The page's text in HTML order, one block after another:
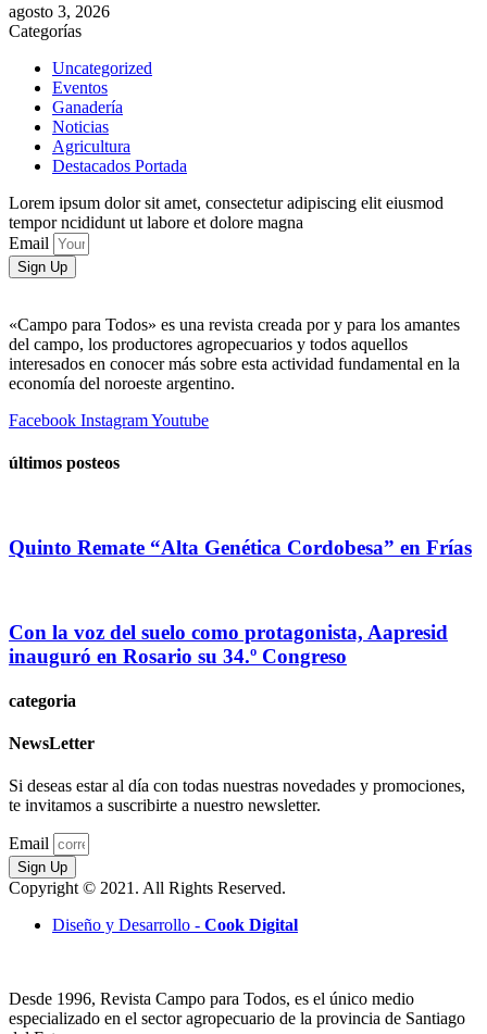
agosto 3, 2026
Categorías
Uncategorized
Eventos
Ganadería
Noticias
Agricultura
Destacados Portada
Lorem ipsum dolor sit amet, consectetur adipiscing elit eiusmod
tempor ncididunt ut labore et dolore magna
Email
Sign Up
«Campo para Todos» es una revista creada por y para los amantes
del campo, los productores agropecuarios y todos aquellos
interesados en conocer más sobre esta actividad fundamental en la
economía del noroeste argentino.
Facebook InstagramYoutube
últimos posteos
Quinto Remate “Alta Genética Cordobesa” en Frías
Con la voz del suelo como protagonista, Aapresid
inauguró en Rosario su 34.º Congreso
categoria
NewsLetter
Si deseas estar al día con todas nuestras novedades y promociones,
te invitamos a suscribirte a nuestro newsletter.
Email
Sign Up
Copyright © 2021. All Rights Reserved.
Diseño y Desarrollo - Cook Digital
Desde 1996, Revista Campo para Todos, es el único medio
especializado en el sector agropecuario de la provincia de Santiago